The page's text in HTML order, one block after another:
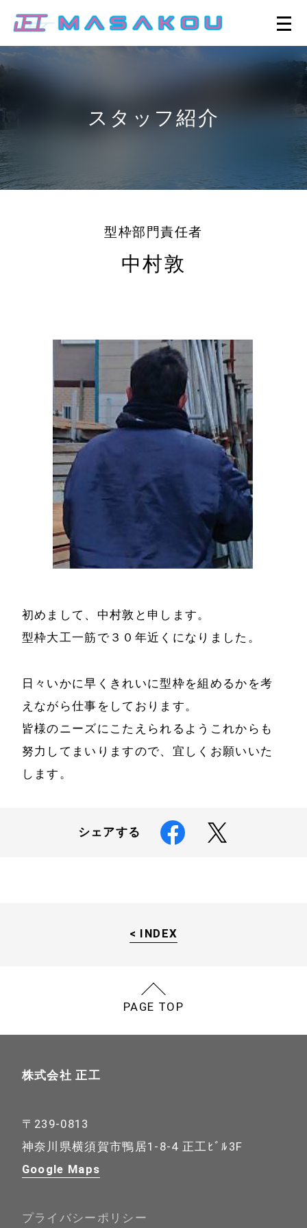
ホーム
施工事例
スタッフ紹介
お客様の声
採用情報
お問い合わせ
スタッフ紹介
型枠部門責任者
中村敦
初めまして、中村敦と申します。
型枠大工一筋で３０年近くになりました。
日々いかに早くきれいに型枠を組めるかを考
えながら仕事をしております。
皆様のニーズにこたえられるようこれからも
努力してまいりますので、宜しくお願いいた
します。
シェアする
< INDEX
PAGE TOP
株式会社 正工
〒239-0813
神奈川県横須賀市鴨居1-8-4 正工ﾋﾞﾙ3F
Google Maps
プライバシーポリシー